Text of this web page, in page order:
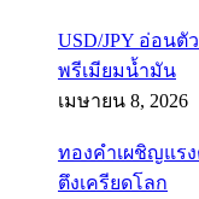
USD/JPY อ่อนตั
พรีเมียมน้ำมัน
เมษายน 8, 2026
ทองคำเผชิญแร
ตึงเครียดโลก